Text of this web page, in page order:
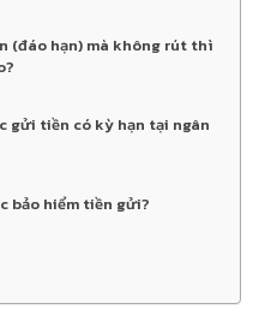
(đáo hạn) mà không rút thì
gửi tiền có kỳ hạn tại ngân
bảo hiểm tiền gửi?